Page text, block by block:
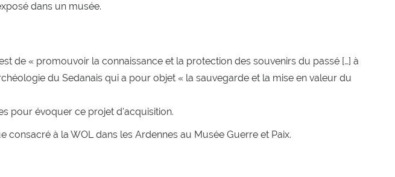
dans un musée.
de « promouvoir la connaissance et la protection des souvenirs du passé […] à
du Sedanais qui a pour objet « la sauvegarde et la mise en valeur du
pour évoquer ce projet d’acquisition.
à la WOL dans les Ardennes au Musée Guerre et Paix.